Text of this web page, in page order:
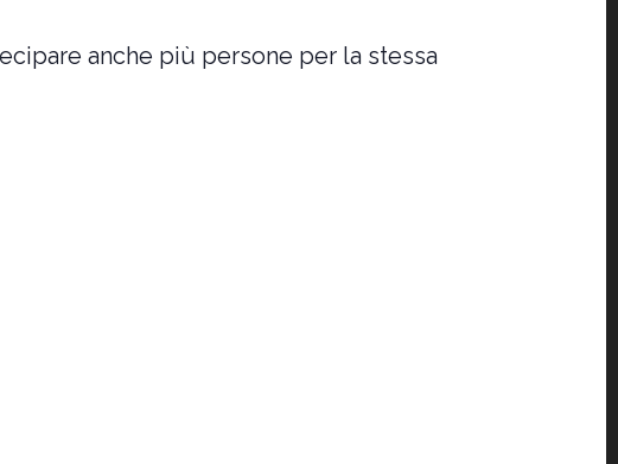
anche più persone per la stessa